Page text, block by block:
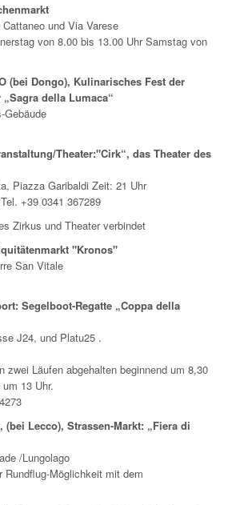
und Via Varese
von 8.00 bis 13.00 Uhr Samstag von
(bei Dongo), Kulinarisches Fest der
della Lumaca“
Gebäude
Theater:"Cirk“, das Theater des
Piazza Garibaldi Zeit: 21 Uhr
+39 0341 367289
Zirkus und Theater verbindet
"Kronos"
San Vitale
Segelboot-Regatte „Coppa della
J24, und Platu25 .
zwei Läufen abgehalten beginnend um 8,30
13 Uhr.
(bei Lecco), Strassen-Markt: „Fiera di
/Lungolago
Möglichkeit mit dem